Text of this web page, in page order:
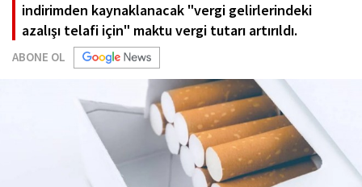
indirimden kaynaklanacak "vergi gelirlerindeki
azalışı telafi için" maktu vergi tutarı artırıldı.
ABONE OL